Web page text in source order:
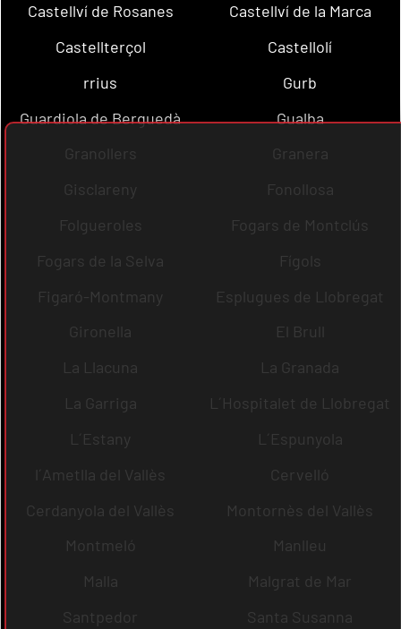
Castellví de Rosanes
Castellví de la Marca
Castellterçol
Castellolí
rrius
Gurb
Guardiola de Berguedà
Gualba
Granollers
Granera
Gisclareny
Fonollosa
Folgueroles
Fogars de Montclús
Fogars de la Selva
Fígols
Figaró-Montmany
Esplugues de Llobregat
Gironella
El Brull
La Llacuna
La Granada
La Garriga
L´Hospitalet de Llobregat
L´Estany
L´Espunyola
l´Ametlla del Vallès
Cervelló
Cerdanyola del Vallès
Montornès del Vallès
Montmeló
Manlleu
Malla
Malgrat de Mar
Santpedor
Santa Susanna